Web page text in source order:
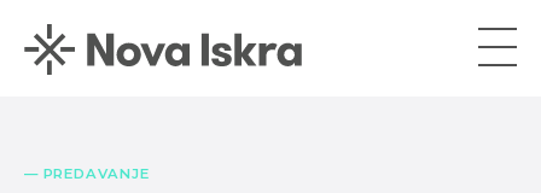
— PREDAVANJE